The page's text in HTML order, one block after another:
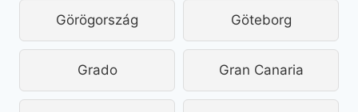
Görögország Göteborg
Grado Gran Canaria